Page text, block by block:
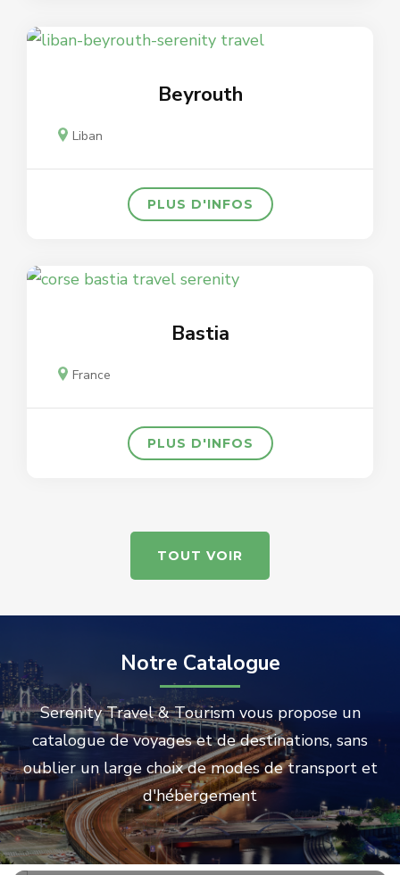
Beyrouth
Liban
PLUS D'INFOS
Bastia
France
PLUS D'INFOS
TOUT VOIR
Notre Catalogue
Serenity Travel & Tourism vous propose un
catalogue de voyages et de destinations, sans
oublier un large choix de modes de transport et
d'hébergement
Billets d'avion